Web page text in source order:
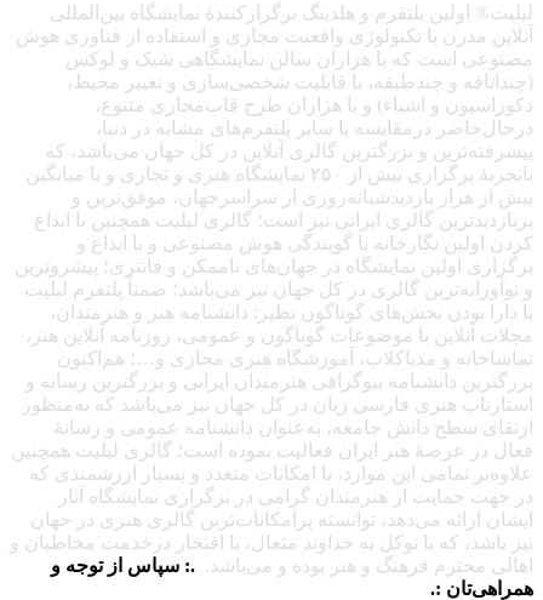
لیلیت® اولین پلتفرم و هلدینگ برگزارکنندهٔ نمایشگاه بین‌المللی
آنلاین مدرن با تکنولوژی واقعیت مجازی و استفاده از فناوری هوش
مصنوعی است که با هزاران سالن نمایشگاهی شیک و لوکس
(چنداتاقه و چندطبقه، با قابلیت شخصی‌سازی و تغییر محیط،
دکوراسیون و اشیاء) و با هزاران طرح قاب‌مجازی متنوع،
درحال‌حاضر درمقایسه با سایر پلتفرم‌های مشابه در دنیا،
پیشرفته‌ترین و بزرگترین گالری آنلاین در کل جهان می‌باشد، که
باتجربهٔ برگزاری بیش از ۲۵۰ نمایشگاه هنری و تجاری و با میانگین
بیش از هزار بازدیدشبانه‌روزی از سراسرجهان، موفق‌ترین و
پربازدیدترین گالری ایرانی نیز است؛ گالری لیلیت همچنین با ابداع
کردن اولین نگارخانه با گویندگی هوش مصنوعی و با ابداع و
برگزاری اولین نمایشگاه در جهان‌های ناممکن و فانتزی؛ پیشروترین
و نوآورانه‌ترین گالری در کل جهان نیز می‌باشد؛ ضمناً پلتفرم لیلیت
با دارا بودن بخش‌های گوناگون نظیر: دانشنامه هنر و هنرمندان،
مجلات آنلاین با موضوعات گوناگون و عمومی، روزنامه آنلاین هنر،
تماشاخانه و مدیاکلاب، آموزشگاه هنری مجازی و…؛ هم‌اکنون
بزرگترین دانشنامه بیوگرافی هنرمندان ایرانی و بزرگترین رسانه و
استارتاپ هنری فارسی زبان در کل جهان نیز می‌باشد که به‌منظور
ارتقای سطح دانش جامعه، به‌عنوان دانشنامه عمومی و رسانهٔ
فعال در عرصهٔ هنر ایران فعالیت نموده است؛ گالری لیلیت همچنین
علاوه‌بر تمامی این موارد، با امکانات متعدد و بسیار ارزشمندی که
در جهت حمایت از هنرمندان گرامی در برگزاری نمایشگاه آثار
ایشان ارائه می‌دهد، توانسته پرامکانات‌ترین گالری هنری در جهان
نیز باشد، که با توکل به خداوند متعال، با افتخار درخدمت مخاطبان و
اهالی محترم فرهنگ و هنر بوده و می‌باشد. .: سپاس از توجه و
همراهی‌تان :.